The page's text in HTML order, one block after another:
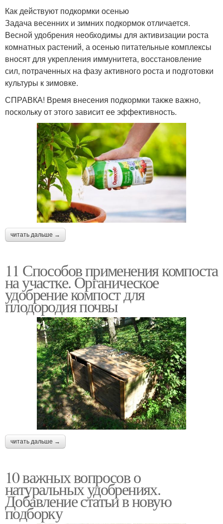
Как действуют подкормки осенью
Задача весенних и зимних подкормок отличается.
Весной удобрения необходимы для активизации роста
комнатных растений, а осенью питательные комплексы
вносят для укрепления иммунитета, восстановление
сил, потраченных на фазу активного роста и подготовки
культуры к зимовке.
СПРАВКА! Время внесения подкормки также важно,
поскольку от этого зависит ее эффективность.
читать дальше →
11 Способов применения компоста
на участке. Органическое
удобрение компост для
плодородия почвы
читать дальше →
10 важных вопросов о
натуральных удобрениях.
Добавление статьи в новую
подборку